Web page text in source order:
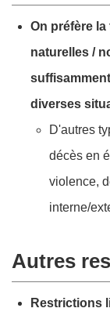
On préfère
naturelles /
diverses
D'autres
décès en
violence,
interne/
Autres
Restrictions